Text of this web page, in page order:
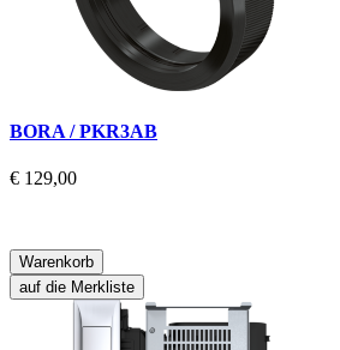
BORA / PKR3AB
€ 129,00
Warenkorb
auf die Merkliste